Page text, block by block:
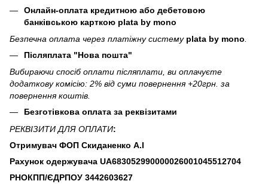
Онлайн-оплата кредитною або дебетовою
банківською карткою plata by mono
Безпечна оплата через платіжну систему plata by mono
Післяплата "Нова пошта"
Вибираючи спосіб оплати післяплати, ви оплачуєте
додаткову комісію: 2% від суми повернення +20грн. за
повернення коштів.
Безготівкова оплата за реквізитами
РЕКВІЗИТИ ДЛЯ ОПЛАТИ:
Отримувач ФОП Скиданенко А.І
Рахунок одержувача UA683052990000026001045512704
РНОКПП/ЄДРПОУ 3442603627